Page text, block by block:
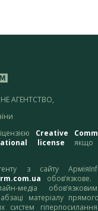
АГЕНТСТВО,
Creative
license якщо
з сайту
обов’язкове.
медіа
матеріалу
систем